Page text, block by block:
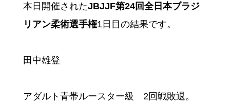
本日開催されたJBJJF第24回全日本ブラジ
リアン柔術選手権1日目の結果です。
田中雄登
アダルト青帯ルースター級 2回戦敗退。